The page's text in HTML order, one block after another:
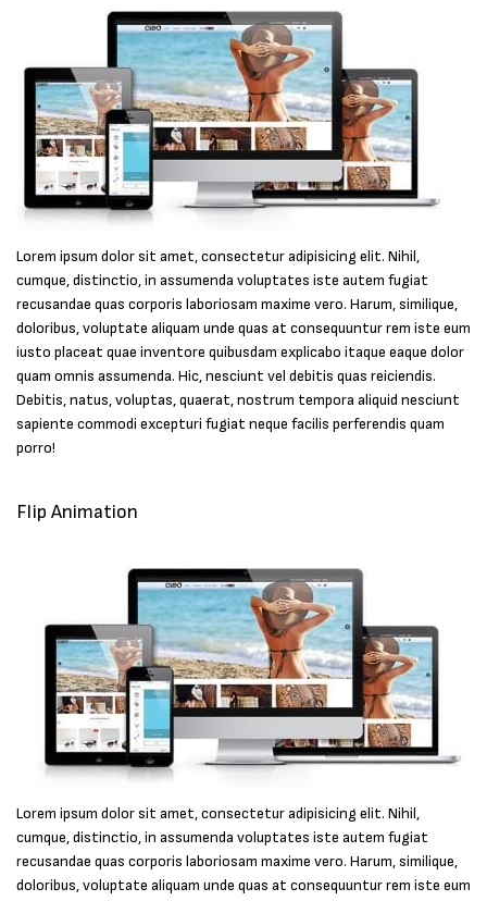
Lorem ipsum dolor sit amet, consectetur adipisicing elit. Nihil,
cumque, distinctio, in assumenda voluptates iste autem fugiat
recusandae quas corporis laboriosam maxime vero. Harum, similique,
doloribus, voluptate aliquam unde quas at consequuntur rem iste eum
iusto placeat quae inventore quibusdam explicabo itaque eaque dolor
quam omnis assumenda. Hic, nesciunt vel debitis quas reiciendis.
Debitis, natus, voluptas, quaerat, nostrum tempora aliquid nesciunt
sapiente commodi excepturi fugiat neque facilis perferendis quam
porro!
Flip Animation
Lorem ipsum dolor sit amet, consectetur adipisicing elit. Nihil,
cumque, distinctio, in assumenda voluptates iste autem fugiat
recusandae quas corporis laboriosam maxime vero. Harum, similique,
doloribus, voluptate aliquam unde quas at consequuntur rem iste eum